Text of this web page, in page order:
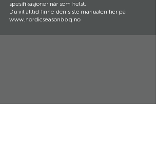
spesifikasjoner når som helst.
Du vil alltid finne den siste manualen her på
www.nordicseasonbbq.no